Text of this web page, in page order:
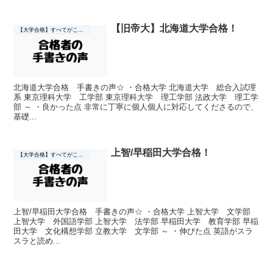
【大学合格】すべてがここに☆ 【旧帝大】北海道大学合格！
北海道大学合格 手書きの声☆ ・合格大学 北海道大学 総合入試理
系 東京理科大学 工学部 東京理科大学 理工学部 法政大学 理工学
部 ～ ・良かった点 非常に丁寧に個人個人に対応してくださるので、
基礎...
上智/早稲田大学合格！
上智/早稲田大学合格 手書きの声☆ ・合格大学 上智大学 文学部
上智大学 外国語学部 上智大学 法学部 早稲田大学 教育学部 早稲
田大学 文化構想学部 立教大学 文学部 ～ ・伸びた点 英語がスラ
スラと読め...